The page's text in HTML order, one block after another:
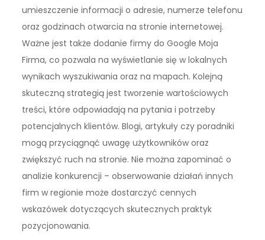
umieszczenie informacji o adresie, numerze telefonu
oraz godzinach otwarcia na stronie internetowej.
Ważne jest także dodanie firmy do Google Moja
Firma, co pozwala na wyświetlanie się w lokalnych
wynikach wyszukiwania oraz na mapach. Kolejną
skuteczną strategią jest tworzenie wartościowych
treści, które odpowiadają na pytania i potrzeby
potencjalnych klientów. Blogi, artykuły czy poradniki
mogą przyciągnąć uwagę użytkowników oraz
zwiększyć ruch na stronie. Nie można zapominać o
analizie konkurencji – obserwowanie działań innych
firm w regionie może dostarczyć cennych
wskazówek dotyczących skutecznych praktyk
pozycjonowania.